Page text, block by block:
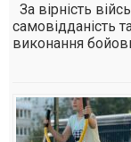
За вірність
самовідданість
виконання